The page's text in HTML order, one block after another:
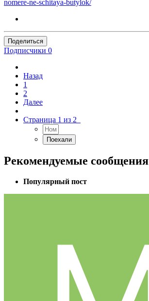
nomere-ne-schitaya-butylok/
Поделиться
Подписчики 0
Назад
1
2
Далее
Страница 1 из 2
Рекомендуемые сообщения
Популярный пост